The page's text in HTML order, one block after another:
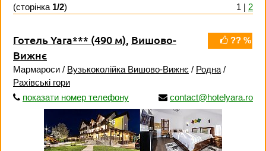
(сторінка 1/2)
1 | 2
?? %
Готель Yara*** (490 м), Вишово-
Вижнє
Мармароси / Вузькоколійка Вишово-Вижнє / Родна /
Рахівські гори
показати номер телефону
contact@hotelyara.ro